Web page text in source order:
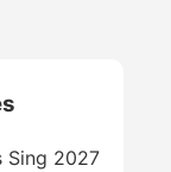
Sing 2027